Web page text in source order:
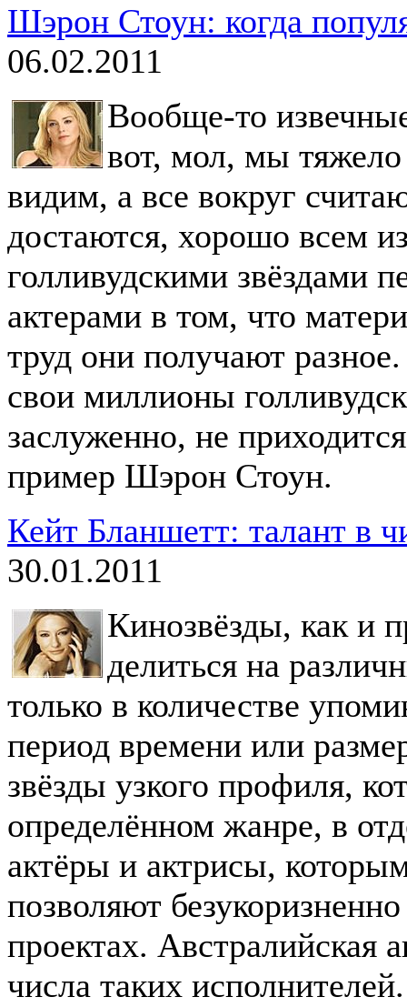
Шэрон Стоун: когда
06.02.2011
Вообще-то
вот, мол, мы тяжело
видим, а все вокруг
достаются, хорошо всем
голливудскими звёздами
актерами в том, что
труд они получают
свои миллионы
заслуженно, не
пример Шэрон Стоун.
Кейт Бланшетт: талант в
30.01.2011
Кинозвёзды, как и
делиться на
только в количестве
период времени или
звёзды узкого профиля,
определённом жанре, в
актёры и актрисы,
позволяют
проектах. Австралийская
числа таких исполнителей.